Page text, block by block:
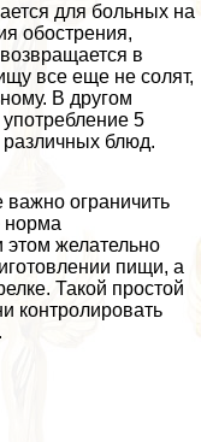
для больных на
обострения,
в
все еще не солят,
В другом
употрeбление 5
различных блюд.
важно ограничить
норма
этом желательно
пищи, а
Такой простой
контролировать